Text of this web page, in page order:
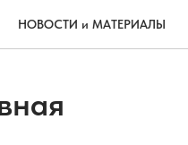
НОВОСТИ и МАТЕРИАЛЫ